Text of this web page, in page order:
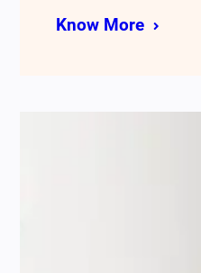
Know More